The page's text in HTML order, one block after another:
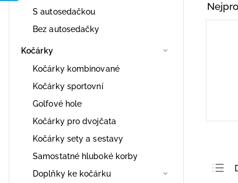
S autosedačkou
Bez autosedačky
Kočárky
Kočárky kombinované
Kočárky sportovní
Golfové hole
Kočárky pro dvojčata
Kočárky sety a sestavy
Samostatné hluboké korby
Doplňky ke kočárku